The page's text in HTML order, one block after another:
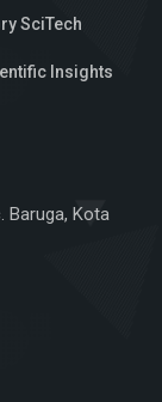
SciTech
Insights
Baruga, Kota